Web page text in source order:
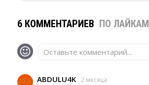
6 КОММЕНТАРИЕВ ПО ЛАЙКАМ
Оставьте комментарий...
ABDULU4K 2 месяца